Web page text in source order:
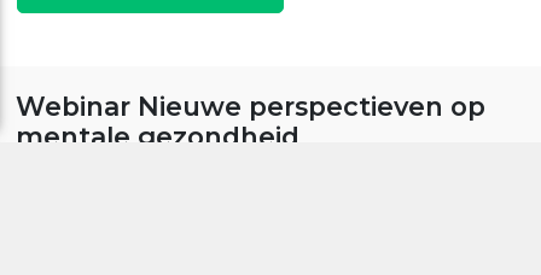
Webinar Nieuwe perspectieven op
mentale gezondheid